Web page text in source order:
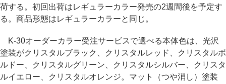
荷する。初回出荷はレギュラーカラー発売の2週間後を予定す
る。商品形態はレギュラーカラーと同じ。
K-30オーダーカラー受注サービスで選べる本体色は、光沢
塗装がクリスタルブラック、クリスタルレッド、クリスタルボ
ルドー、クリスタルグリーン、クリスタルシルバー、クリスタ
ルイエロー、クリスタルオレンジ。マット（つや消し）塗装